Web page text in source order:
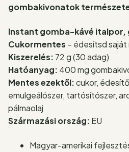
gombakivonatok
Instant gomba-kávé italpor,
Cukormentes – édesítsd
Kiszerelés: 72 g (30 adag)
Hatóanyag: 400 mg
Mentes ezektől:cukor,
emulgeálószer, tartósítószer,
pálmaolaj
Származási ország: EU
Magyar-amerikai